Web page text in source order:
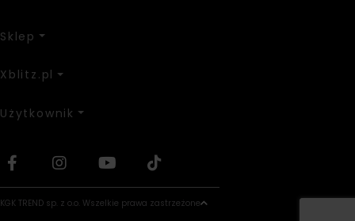
Sklep
Xblitz.pl
Użytkownik
KGK TREND sp. z o.o. Wszelkie prawa zastrzeżone